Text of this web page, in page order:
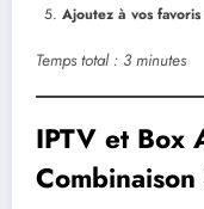
Ajoutez à vos favoris
Temps total : 3 minutes
IPTV et Box